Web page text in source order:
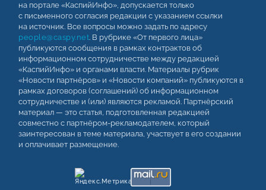
на портале «КаспийИнфо», допускается только
с письменного согласия редакции с указанием ссылки
на источник. Все вопросы можно задать по адресу
people@caspy.net. В рубрике «От первого лица»
публикуются сообщения в рамках контрактов об
информационном сотрудничестве между редакцией
«КаспийИнфо» и органами власти. Материалы рубрик
«Новости партнёров» и «Новости компаний» публикуются в
рамках договоров (соглашений) об информационном
сотрудничестве и (или) являются рекламой. Партнёрский
материал — это статья, подготовленная редакцией
совместно с партнёром-рекламодателем, который
заинтересован в теме материала, участвует в его создании
и оплачивает размещение.